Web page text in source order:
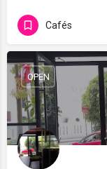
Cafés
OPEN